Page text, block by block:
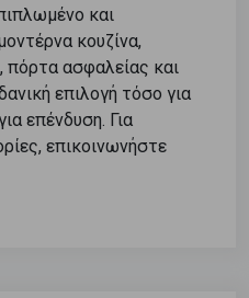
και
κουζίνα,
πόρτα ασφαλείας και
επιλογή τόσο για
επένδυση. Για
επικοινωνήστε